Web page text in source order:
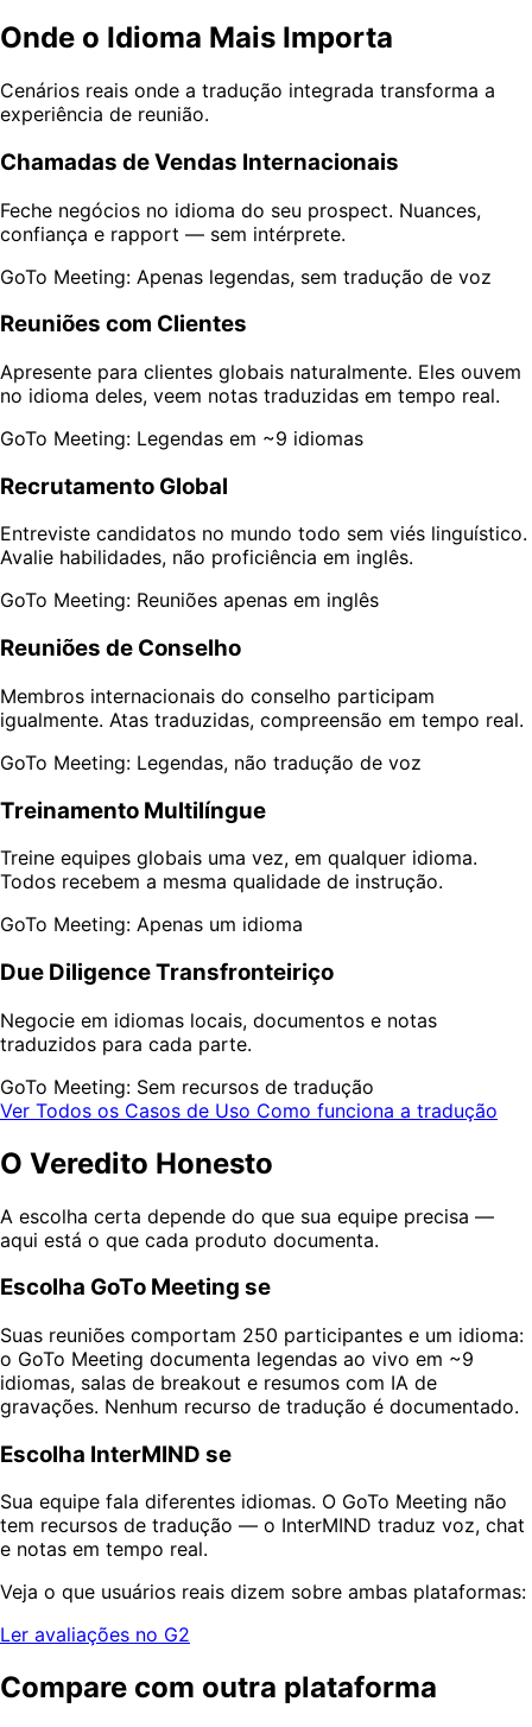
Onde o Idioma Mais Importa
Cenários reais onde a tradução integrada transforma a
experiência de reunião.
Chamadas de Vendas Internacionais
Feche negócios no idioma do seu prospect. Nuances,
confiança e rapport — sem intérprete.
GoTo Meeting: Apenas legendas, sem tradução de voz
Reuniões com Clientes
Apresente para clientes globais naturalmente. Eles ouvem
no idioma deles, veem notas traduzidas em tempo real.
GoTo Meeting: Legendas em ~9 idiomas
Recrutamento Global
Entreviste candidatos no mundo todo sem viés linguístico.
Avalie habilidades, não proficiência em inglês.
GoTo Meeting: Reuniões apenas em inglês
Reuniões de Conselho
Membros internacionais do conselho participam
igualmente. Atas traduzidas, compreensão em tempo real.
GoTo Meeting: Legendas, não tradução de voz
Treinamento Multilíngue
Treine equipes globais uma vez, em qualquer idioma.
Todos recebem a mesma qualidade de instrução.
GoTo Meeting: Apenas um idioma
Due Diligence Transfronteiriço
Negocie em idiomas locais, documentos e notas
traduzidos para cada parte.
GoTo Meeting: Sem recursos de tradução
Ver Todos os Casos de Uso Como funciona a tradução
O Veredito Honesto
A escolha certa depende do que sua equipe precisa —
aqui está o que cada produto documenta.
Escolha GoTo Meeting se
Suas reuniões comportam 250 participantes e um idioma:
o GoTo Meeting documenta legendas ao vivo em ~9
idiomas, salas de breakout e resumos com IA de
gravações. Nenhum recurso de tradução é documentado.
Escolha InterMIND se
Sua equipe fala diferentes idiomas. O GoTo Meeting não
tem recursos de tradução — o InterMIND traduz voz, chat
e notas em tempo real.
Veja o que usuários reais dizem sobre ambas plataformas:
Ler avaliações no G2
Compare com outra plataforma